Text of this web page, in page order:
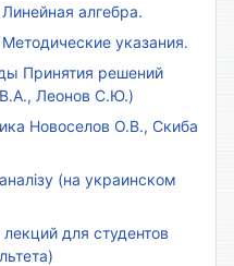
алгебра.
указания.
Принятия решений
Леонов С.Ю.)
Новоселов О.В., Скиба
(на украинском
для студентов